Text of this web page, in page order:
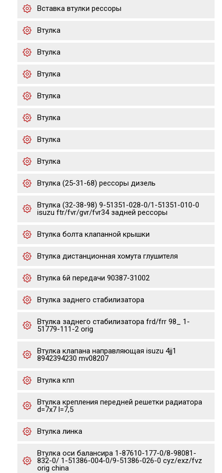
Вставка втулки рессоры
Втулка
Втулка
Втулка
Втулка
Втулка
Втулка
Втулка
Втулка (25-31-68) рессоры дизель
Втулка (32-38-98) 9-51351-028-0/1-51351-010-0
isuzu ftr/fvr/gvr/fvr34 задней рессоры
Втулка болта клапанной крышки
Втулка дистанционная хомута глушителя
Втулка 6й передачи 90387-31002
Втулка заднего стабилизатора
Втулка заднего стабилизатора frd/frr 98_ 1-
51779-111-2 orig
Втулка клапана направляющая isuzu 4jj1
8942394230 mv08207
Втулка кпп
Втулка крепления передней решетки радиатора
d=7x7 l=7,5
Втулка линка
Втулка оси балансира 1-87610-177-0/8-98081-
832-0/ 1-51386-004-0/9-51386-026-0 cyz/exz/fvz
orig china